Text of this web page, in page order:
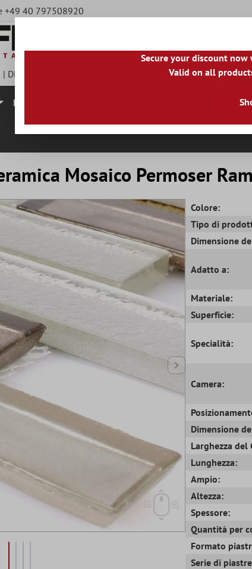
+49 40 797508920
| DE PL|PT| FI| GR|RO
Mosaici Piastrelle Per
Mosaico Permoser
Colore:
Tipo di
Dimensione
Adatto a:
Materiale:
Superficie:
Specialità:
Camera:
Dimensione
Larghezza del
Lunghezza:
Ampio:
Altezza:
Spessore:
Quantità per
Formato
Serie di
Secure your discount now
Valid on all